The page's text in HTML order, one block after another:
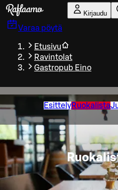
Siirry pääsisältöön
Kirjaudu
Varaa pöytä
Etusivu
Ravintolat
Gastropub Eino
EsittelyRuokalista